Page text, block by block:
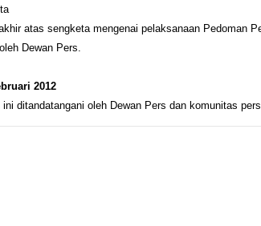
atas sengketa mengenai pelaksanaan Pedoman
Dewan Pers.
2012
ini ditandatangani oleh Dewan Pers dan komunitas